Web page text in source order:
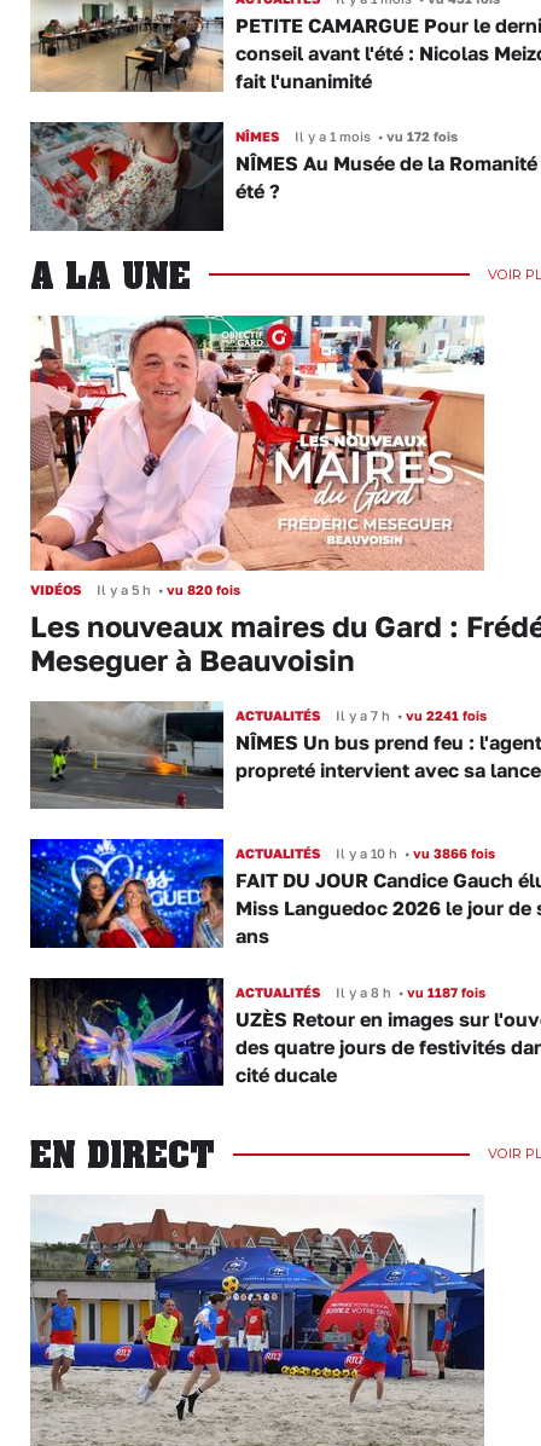
PETITE CAMARGUE Pour le
conseil avant l'été : Nicolas
fait l'unanimité
NÎMES Il y a 1 mois •vu 172 fois
NÎMES Au Musée de la
été ?
A LA UNE VOIR
VIDÉOS Il y a 5 h • vu 820 fois
Les nouveaux maires du Gard :
Meseguer à Beauvoisin
ACTUALITÉS Il y a 7 h •vu 2241 fois
NÎMES Un bus prend feu :
propreté intervient avec sa lance
ACTUALITÉS Il y a 10 h •vu 3866 fois
FAIT DU JOUR Candice Gauch
Miss Languedoc 2026 le jour de
ans
ACTUALITÉS Il y a 8 h •vu 1187 fois
UZÈS Retour en images sur
des quatre jours de festivités
cité ducale
EN DIRECT VOIR